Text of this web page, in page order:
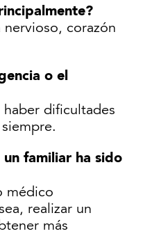
corazón
o el
haber dificultades
familiar ha sido
médico
realizar un
más